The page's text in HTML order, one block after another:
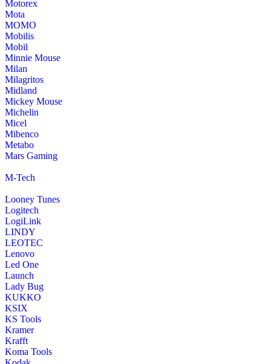
Motorex
Mota
MOMO
Mobilis
Mobil
Minnie Mouse
Milan
Milagritos
Midland
Mickey Mouse
Michelin
Micel
Mibenco
Metabo
Mars Gaming
M-Tech
Looney Tunes
Logitech
LogiLink
LINDY
LEOTEC
Lenovo
Led One
Launch
Lady Bug
KUKKO
KSIX
KS Tools
Kramer
Krafft
Koma Tools